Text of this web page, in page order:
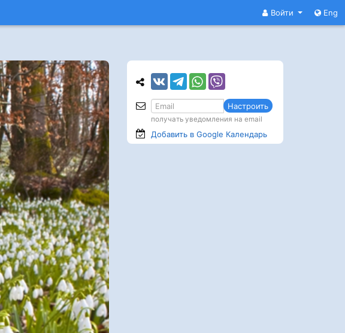
Войти Eng
Настроить
получать уведомления на email
Добавить в Google Календарь